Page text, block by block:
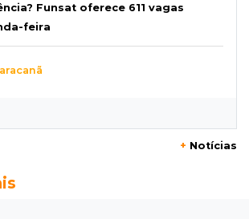
Funsat oferece 611 vagas
feira
MS têm salários de até R$ 8,2 mil;
+ Notícias